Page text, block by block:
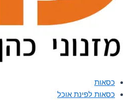
כסאות
כסאות לפינת אוכל